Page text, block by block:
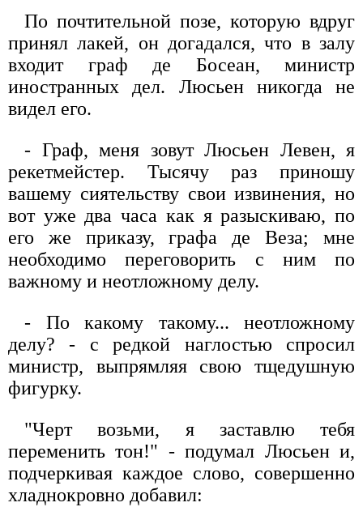
По почтительной позе, которую вдруг
принял лакей, он догадался, что в залу
входит граф де Босеан, министр
иностранных дел. Люсьен никогда не
видел его.
- Граф, меня зовут Люсьен Левен, я
рекетмейстер. Тысячу раз приношу
вашему сиятельству свои извинения, но
вот уже два часа как я разыскиваю, по
его же приказу, графа де Веза; мне
необходимо переговорить с ним по
важному и неотложному делу.
- По какому такому... неотложному
делу? - с редкой наглостью спросил
министр, выпрямляя свою тщедушную
фигурку.
"Черт возьми, я заставлю тебя
переменить тон!" - подумал Люсьен и,
подчеркивая каждое слово, совершенно
хладнокровно добавил: